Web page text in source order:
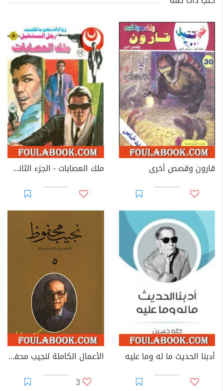
قارون وقصص أخرى ملك العصابات - الجزء الثاني - سلسلة رجل المستحيل
أدبنا الحديث ما له وما عليه
الأعمال الكاملة لنجيب محفوظ 5
3